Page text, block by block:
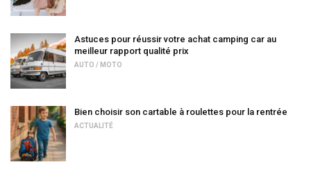
Astuces pour réussir votre achat camping car au
meilleur rapport qualité prix
AUTO / MOTO
Bien choisir son cartable à roulettes pour la rentrée
ACTUALITÉ